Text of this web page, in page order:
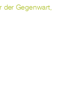
der Gegenwart,